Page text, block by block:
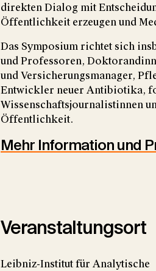
direkten Dialog mit
Öffentlichkeit erzeugen und
Das Symposium richtet sich
und Professoren,
und Versicherungsmanager,
Entwickler neuer Antibiotika,
Wissenschaftsjournalistinnen
Öffentlichkeit.
Mehr Information und
Veranstaltungsort
Leibniz-Institut für Analytische